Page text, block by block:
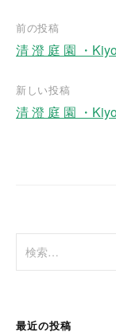
稿
ナ
ョ
ン
前の投稿
清 澄 庭 園 ・
新しい投稿
清 澄 庭 園 ・
索
最近の投稿